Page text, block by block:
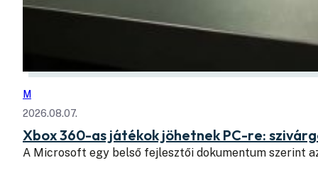
M
2026.08.07.
Xbox 360-as játékok jöhetnek PC-re:
A Microsoft egy belső fejlesztői dokumentum szerint